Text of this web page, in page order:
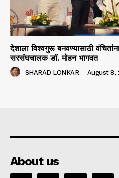
देशाला विश्वगुरू बनवण्यासाठी
सरसंघचालक डाॅ. मोहन भागवत
SHARAD LONKAR - August 8,
About us